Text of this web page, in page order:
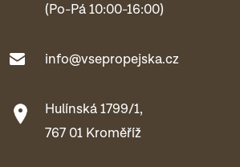
(Po-Pá 10:00-16:00)
info@vsepropejska.cz
Hulínská 1799/1,
767 01 Kroměříž